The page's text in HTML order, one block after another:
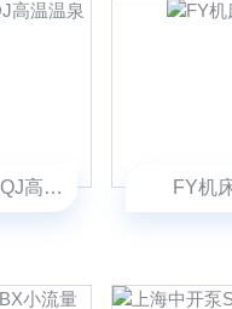
潜水深井泵QJ-QJ高温温泉深井泵 FY机